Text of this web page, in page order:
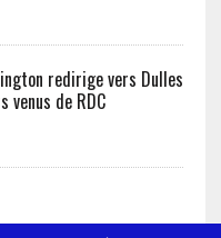
redirige vers Dulles
venus de RDC